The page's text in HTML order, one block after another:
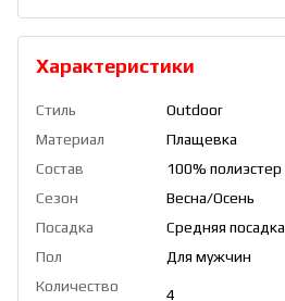
Характеристики
Стиль
Outdoor
Материал
Плащевка
Состав
100% полиэстер
Сезон
Весна/Осень
Посадка
Средняя посадка
Пол
Для мужчин
Количество
4